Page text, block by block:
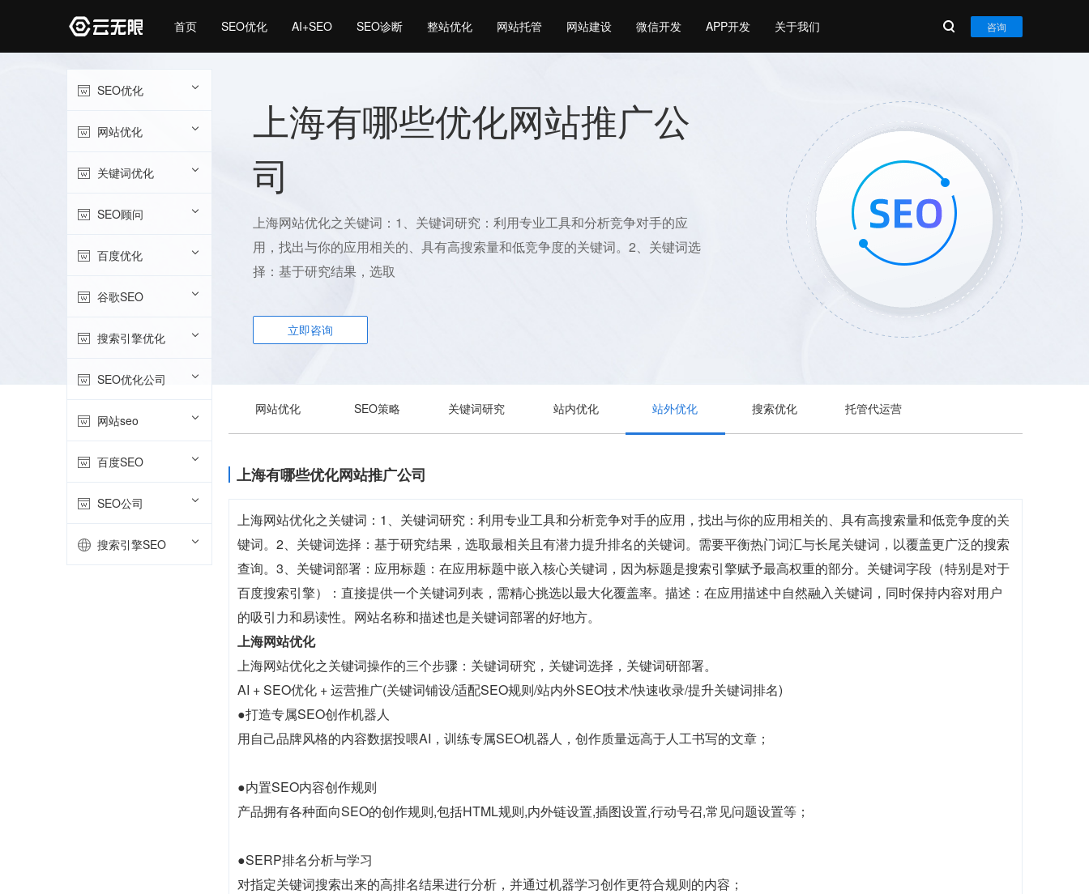
首页 SEO优化 AI+SEO SEO诊断 整站优化 网站托管 网站建设 微信开发 APP开发 关于我们 咨询
上海有哪些优化网站推广公
司
上海网站优化之关键词：1、关键词研究：利用专业工具和分析竞争对手的应
用，找出与你的应用相关的、具有高搜索量和低竞争度的关键词。2、关键词选
择：基于研究结果，选取
立即咨询
SEO优化
网站优化
关键词优化
SEO顾问
百度优化
谷歌SEO
搜索引擎优化
SEO优化公司
网站seo
百度SEO
SEO公司
搜索引擎SEO
网站优化 SEO策略 关键词研究 站内优化 站外优化 搜索优化 托管代运营
上海有哪些优化网站推广公司
上海网站优化之关键词：1、关键词研究：利用专业工具和分析竞争对手的应用，找出与你的应用相关的、具有高搜索量和低竞争度的关
键词。2、关键词选择：基于研究结果，选取最相关且有潜力提升排名的关键词。需要平衡热门词汇与长尾关键词，以覆盖更广泛的搜索
查询。3、关键词部署：应用标题：在应用标题中嵌入核心关键词，因为标题是搜索引擎赋予最高权重的部分。关键词字段（特别是对于
百度搜索引擎）：直接提供一个关键词列表，需精心挑选以最大化覆盖率。描述：在应用描述中自然融入关键词，同时保持内容对用户
的吸引力和易读性。网站名称和描述也是关键词部署的好地方。
上海网站优化
上海网站优化之关键词操作的三个步骤：关键词研究，关键词选择，关键词研部署。
AI + SEO优化 + 运营推广(关键词铺设/适配SEO规则/站内外SEO技术/快速收录/提升关键词排名)
●打造专属SEO创作机器人
用自己品牌风格的内容数据投喂AI，训练专属SEO机器人，创作质量远高于人工书写的文章；
●内置SEO内容创作规则
产品拥有各种面向SEO的创作规则,包括HTML规则,内外链设置,插图设置,行动号召,常见问题设置等；
●SERP排名分析与学习
对指定关键词搜索出来的高排名结果进行分析，并通过机器学习创作更符合规则的内容；